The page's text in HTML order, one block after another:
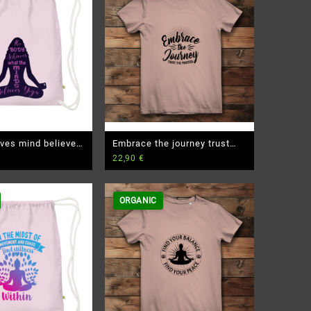
mind believes
Bio
Embrace the journey trust
the process – Damen
22,90 €
ORGANIC